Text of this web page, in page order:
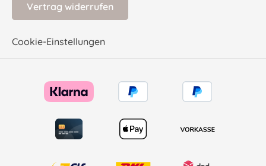
Vertrag widerrufen
Cookie-Einstellungen